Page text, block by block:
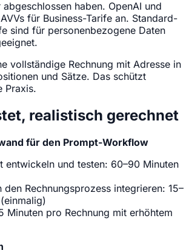
haben. OpenAI und
für Business-Tarife an. Standard-
sind für personenbezogene Daten
vollständige Rechnung mit Adresse in
und Sätze. Das schützt
Praxis.
realistisch gerechnet
für den Prompt-Workflow
entwickeln und testen: 60–90 Minuten
Rechnungsprozess integrieren: 15–
Minuten pro Rechnung mit erhöhtem